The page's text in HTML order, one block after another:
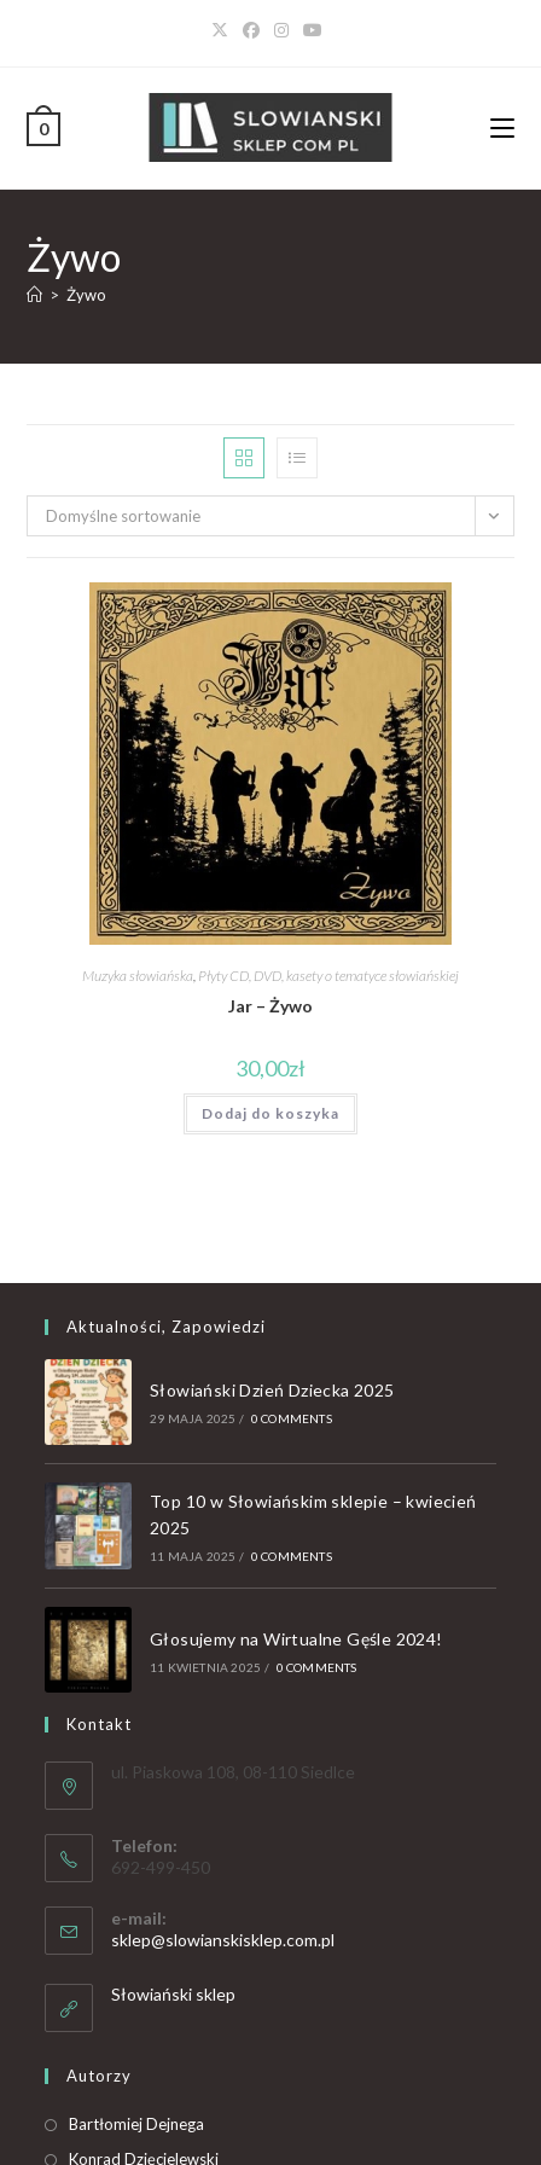
0
Żywo
> Żywo
Domyślne sortowanie
Muzyka słowiańska, Płyty CD, DVD, kasety o tematyce słowiańskiej
Jar – Żywo
30,00zł
Dodaj do koszyka
Aktualności, Zapowiedzi
Słowiański Dzień Dziecka 2025
29 MAJA 2025 / 0 COMMENTS
Top 10 w Słowiańskim sklepie – kwiecień
2025
11 MAJA 2025 / 0 COMMENTS
Głosujemy na Wirtualne Gęśle 2024!
11 KWIETNIA 2025 / 0 COMMENTS
Kontakt
ul. Piaskowa 108, 08-110 Siedlce
Telefon:
692-499-450
e-mail:
sklep@slowianskisklep.com.pl
Słowiański sklep
Autorzy
Bartłomiej Dejnega
Konrad Dzięcielewski